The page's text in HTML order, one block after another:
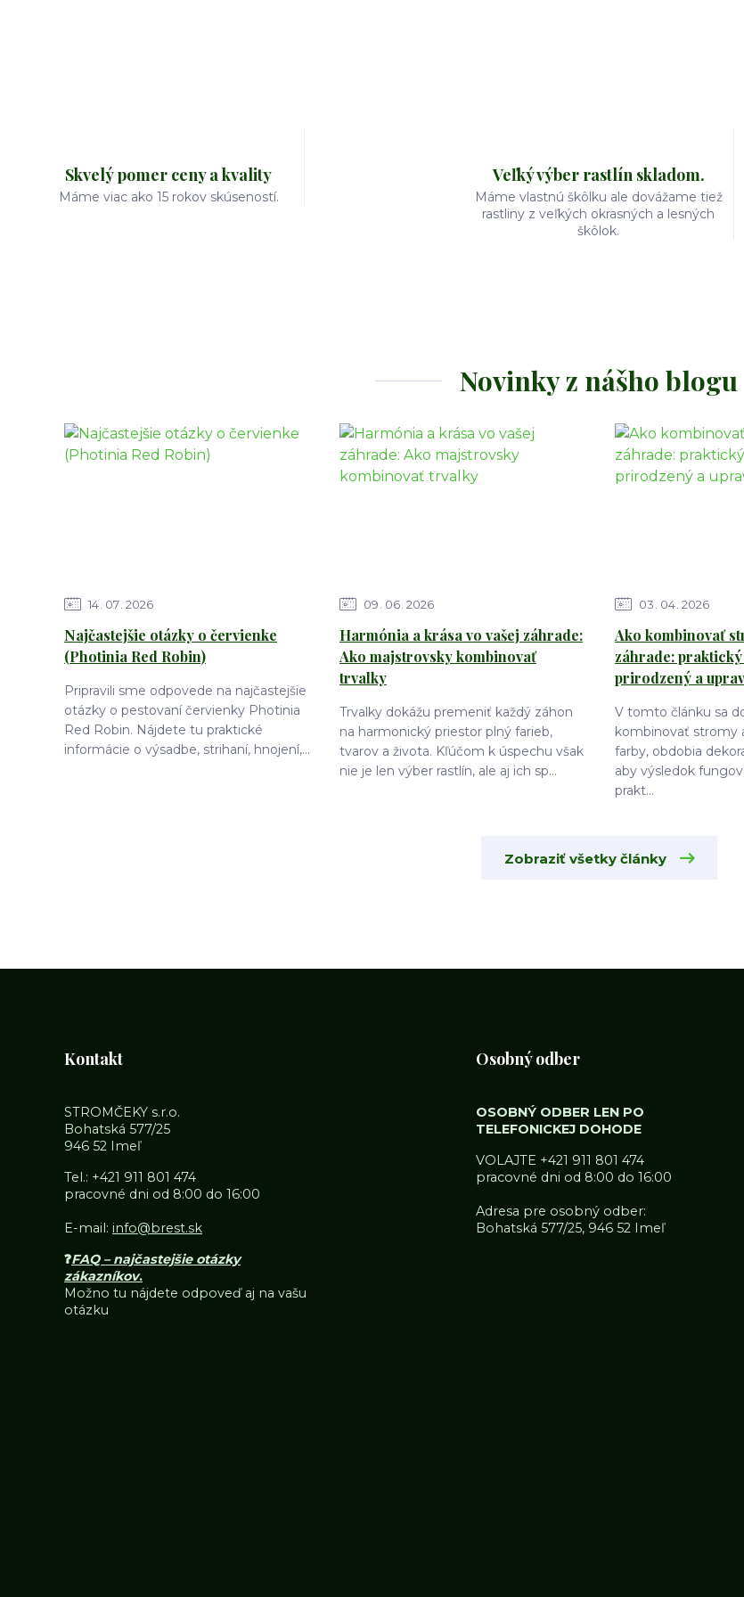
Skvelý pomer ceny a kvality
Máme viac ako 15 rokov skúseností.
Veľký výber rastlín skladom.
Máme vlastnú škôlku ale dovážame tiež
rastliny z veľkých okrasných a lesných
škôlok.
Novinky z nášho blogu
14 07 2026
Najčastejšie otázky o červienke
(Photinia Red Robin)
Pripravili sme odpovede na najčastejšie
otázky o pestovaní červienky Photinia
Red Robin. Nájdete tu praktické
informácie o výsadbe, strihaní, hnojení,...
09 06 2026
Harmónia a krása vo vašej záhrade:
Ako majstrovsky kombinovať
trvalky
Trvalky dokážu premeniť každý záhon
na harmonický priestor plný farieb,
tvarov a života. Kľúčom k úspechu však
nie je len výber rastlín, ale aj ich sp...
03 04 2026
Ako kombinovať
záhrade:
prirodzený a
V tomto článku sa
kombinovať stromy
farby, obdobia
aby výsledok
prakt...
Zobraziť všetky články
Kontakt
STROMČEKY s.r.o.
Bohatská 577/25
946 52 Imeľ
Tel.: +421 911 801 474
pracovné dni od 8:00 do 16:00
E-mail: info@brest.sk
❓FAQ – najčastejšie otázky
zákazníkov.
Možno tu nájdete odpoveď aj na vašu
otázku
Osobný odber
OSOBNÝ ODBER LEN PO
TELEFONICKEJ DOHODE
VOLAJTE +421 911 801 474
pracovné dni od 8:00 do 16:00
Adresa pre osobný odber:
Bohatská 577/25, 946 52 Imeľ